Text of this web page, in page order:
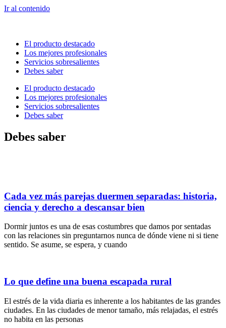
Ir al contenido
El producto destacado
Los mejores profesionales
Servicios sobresalientes
Debes saber
El producto destacado
Los mejores profesionales
Servicios sobresalientes
Debes saber
Debes saber
Cada vez más parejas duermen separadas: historia,
ciencia y derecho a descansar bien
Dormir juntos es una de esas costumbres que damos por sentadas
con las relaciones sin preguntarnos nunca de dónde viene ni si tiene
sentido. Se asume, se espera, y cuando
Lo que define una buena escapada rural
El estrés de la vida diaria es inherente a los habitantes de las grandes
ciudades. En las ciudades de menor tamaño, más relajadas, el estrés
no habita en las personas